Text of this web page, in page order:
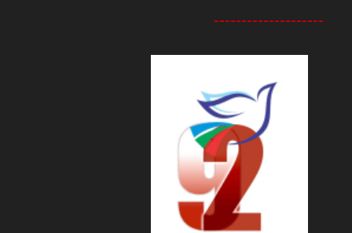
--------------------